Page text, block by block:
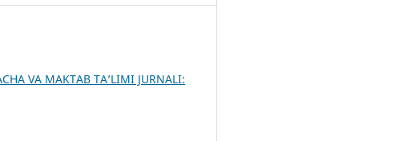
VA MAKTAB TA’LIMI JURNALI: